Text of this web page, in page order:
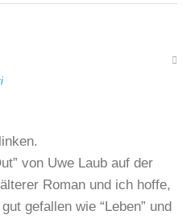
von Uwe Laub auf der
Roman und ich hoffe,
gefallen wie “Leben” und